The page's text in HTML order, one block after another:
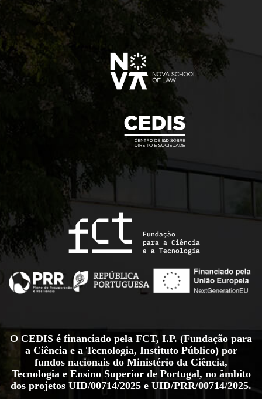
O CEDIS é financiado pela FCT, I.P. (Fundação para
a Ciência e a Tecnologia, Instituto Público) por
fundos nacionais do Ministério da Ciência,
Tecnologia e Ensino Superior de Portugal, no âmbito
dos projetos UID/00714/2025 e UID/PRR/00714/2025.